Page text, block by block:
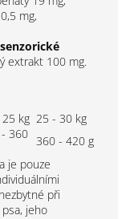
mg,
extrakt 100 mg.
kg 25 - 30 kg
360 360 - 420 g
je pouze
při
jeho